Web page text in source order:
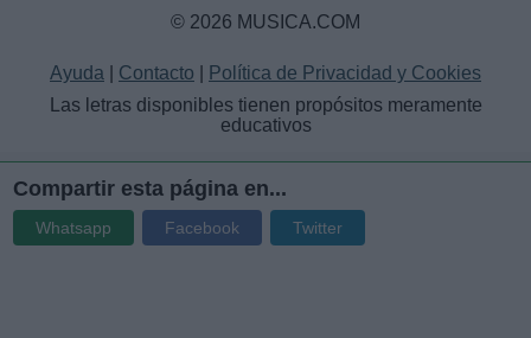
© 2026 MUSICA.COM
Ayuda Contacto
Política de Privacidad y Cookies
Las letras disponibles tienen propósitos meramente
educativos
Compartir esta página en...
Whatsapp Facebook Twitter